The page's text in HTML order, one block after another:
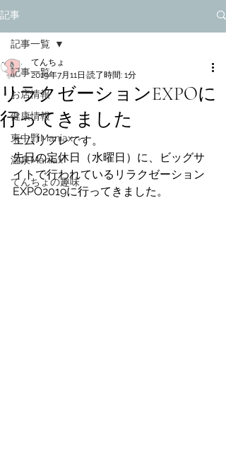
記事
記事一覧
お店情報
健康情報
東中野Maniax
温泉Maniax
てんちょの趣味
記事一覧
リラクゼーションEXPOに
行ってきました
てんちょ
2019年7月11日 読了時間: 1分
エムリフレです。
先日の定休日（水曜日）に、ビッグサ
イトで行われているリラクゼーション
EXPO2019に行ってきました。